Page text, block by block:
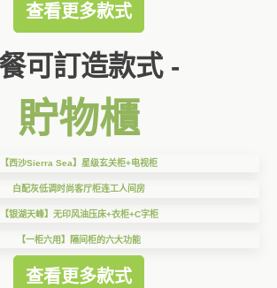
查看更多款式
可訂造款式 -
貯物櫃
【西沙Sierra Sea】星级玄关柜+电视柜
白配灰低调时尚客厅柜连工人间房
【银湖天峰】无印风油压床+衣柜+C字柜
【一柜六用】隔间柜的六大功能
查看更多款式